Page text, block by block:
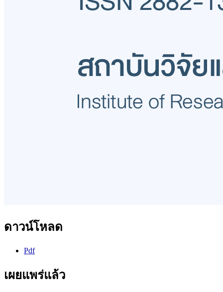
ดาวน์โหลด
Pdf
เผยแพร่แล้ว